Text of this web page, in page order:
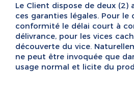
Le Client dispose de deux (2)
ces garanties légales. Pour le
conformité le délai court à
délivrance, pour les vices
découverte du vice.
ne peut être invoquée que
usage normal et licite du